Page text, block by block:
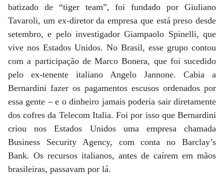
batizado de “tiger team”, foi fundado por Giuliano
Tavaroli, um ex-diretor da empresa que está preso desde
setembro, e pelo investigador Giampaolo Spinelli, que
vive nos Estados Unidos. No Brasil, esse grupo contou
com a participação de Marco Bonera, que foi sucedido
pelo ex-tenente italiano Angelo Jannone. Cabia a
Bernardini fazer os pagamentos escusos ordenados por
essa gente – e o dinheiro jamais poderia sair diretamente
dos cofres da Telecom Italia. Foi por isso que Bernardini
criou nos Estados Unidos uma empresa chamada
Business Security Agency, com conta no Barclay’s
Bank. Os recursos italianos, antes de caírem em mãos
brasileiras, passavam por lá.